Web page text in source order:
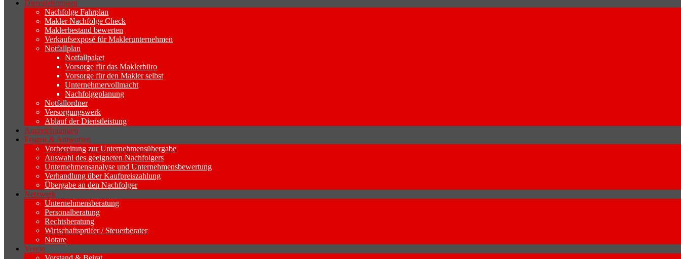
Dienstleistungen
Nachfolge Fahrplan
Makler Nachfolge Check
Maklerbestand bewerten
Verkaufsexposé für Maklerunternehmen
Notfallplan
Notfallpaket
Vorsorge für das Maklerbüro
Vorsorge für den Makler selbst
Unternehmervollmacht
Nachfolgeplanung
Notfallordner
Versorgungswerk
Ablauf der Dienstleistung
Auszeichnungen
Fragen & Antworten
Vorbereitung zur Unternehmensübergabe
Auswahl des geeigneten Nachfolgers
Unternehmensanalyse und Unternehmensbewertung
Verhandlung über Kaufpreiszahlung
Übergabe an den Nachfolger
Netzwerk
Unternehmensberatung
Personalberatung
Rechtsberatung
Wirtschaftsprüfer / Steuerberater
Notare
Verein